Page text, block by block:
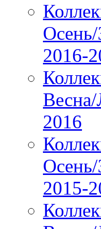
2016-
Весна/
2016
2015-